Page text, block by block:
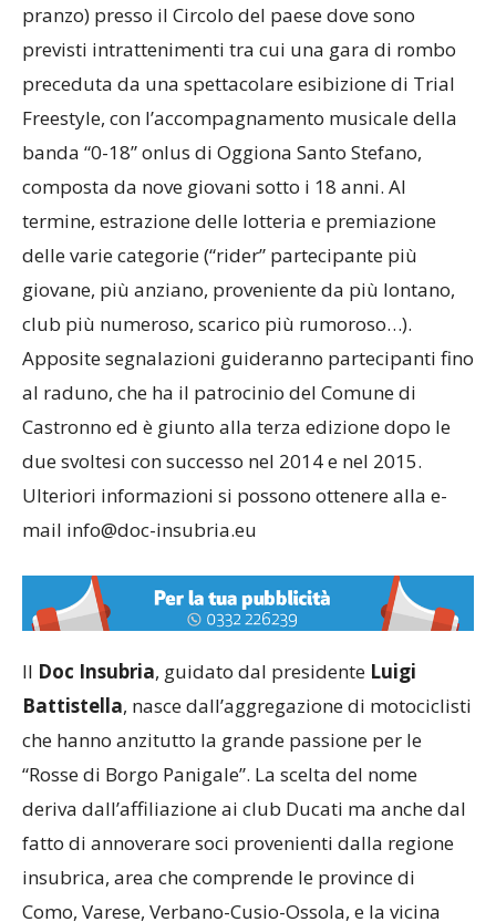
pranzo) presso il Circolo del paese dove sono
previsti intrattenimenti tra cui una gara di rombo
preceduta da una spettacolare esibizione di Trial
Freestyle, con l’accompagnamento musicale della
banda “0-18” onlus di Oggiona Santo Stefano,
composta da nove giovani sotto i 18 anni. Al
termine, estrazione delle lotteria e premiazione
delle varie categorie (“rider” partecipante più
giovane, più anziano, proveniente da più lontano,
club più numeroso, scarico più rumoroso…).
Apposite segnalazioni guideranno partecipanti fino
al raduno, che ha il patrocinio del Comune di
Castronno ed è giunto alla terza edizione dopo le
due svoltesi con successo nel 2014 e nel 2015.
Ulteriori informazioni si possono ottenere alla e-
mail info@doc-insubria.eu
Il Doc Insubria, guidato dal presidente Luigi
Battistella, nasce dall’aggregazione di motociclisti
che hanno anzitutto la grande passione per le
“Rosse di Borgo Panigale”. La scelta del nome
deriva dall’affiliazione ai club Ducati ma anche dal
fatto di annoverare soci provenienti dalla regione
insubrica, area che comprende le province di
Como, Varese, Verbano-Cusio-Ossola, e la vicina